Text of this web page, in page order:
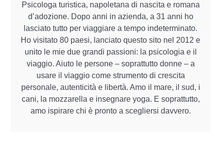
Psicologa turistica, napoletana di nascita e romana
d’adozione. Dopo anni in azienda, a 31 anni ho
lasciato tutto per viaggiare a tempo indeterminato.
Ho visitato 80 paesi, lanciato questo sito nel 2012 e
unito le mie due grandi passioni: la psicologia e il
viaggio. Aiuto le persone – soprattutto donne – a
usare il viaggio come strumento di crescita
personale, autenticità e libertà. Amo il mare, il sud, i
cani, la mozzarella e insegnare yoga. E soprattutto,
amo ispirare chi è pronto a scegliersi davvero.